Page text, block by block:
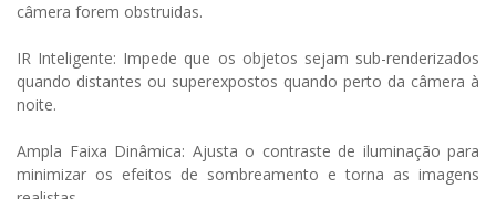
câmera forem obstruidas.
IR Inteligente: Impede que os objetos sejam sub-renderizados
quando distantes ou superexpostos quando perto da câmera à
noite.
Ampla Faixa Dinâmica: Ajusta o contraste de iluminação para
minimizar os efeitos de sombreamento e torna as imagens